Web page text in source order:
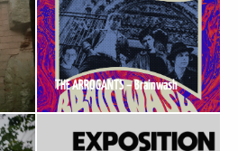
THE ARROGANTS – Brainwash